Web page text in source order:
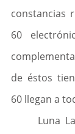
constancias
60
de éstos
60 llegan a